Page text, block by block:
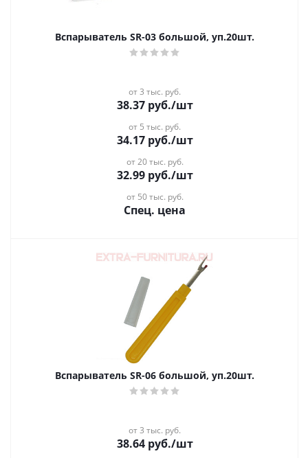
Вспарыватель SR-03 большой, уп.20шт.
от 3 тыс. руб.
38.37руб./шт
от 5 тыс. руб.
34.17руб./шт
от 20 тыс. руб.
32.99руб./шт
от 50 тыс. руб.
Спец. цена
Вспарыватель SR-06 большой, уп.20шт.
от 3 тыс. руб.
38.64руб./шт